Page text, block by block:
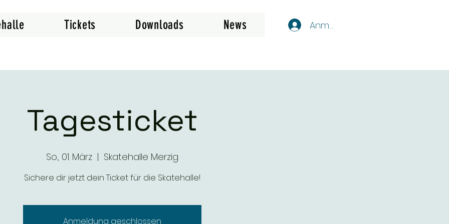
Tickets Downloads News Anmelden
Tagesticket
So., 01. März
  |
Skatehalle Merzig
Sichere dir jetzt dein Ticket für die Skatehalle!
Anmeldung geschlossen